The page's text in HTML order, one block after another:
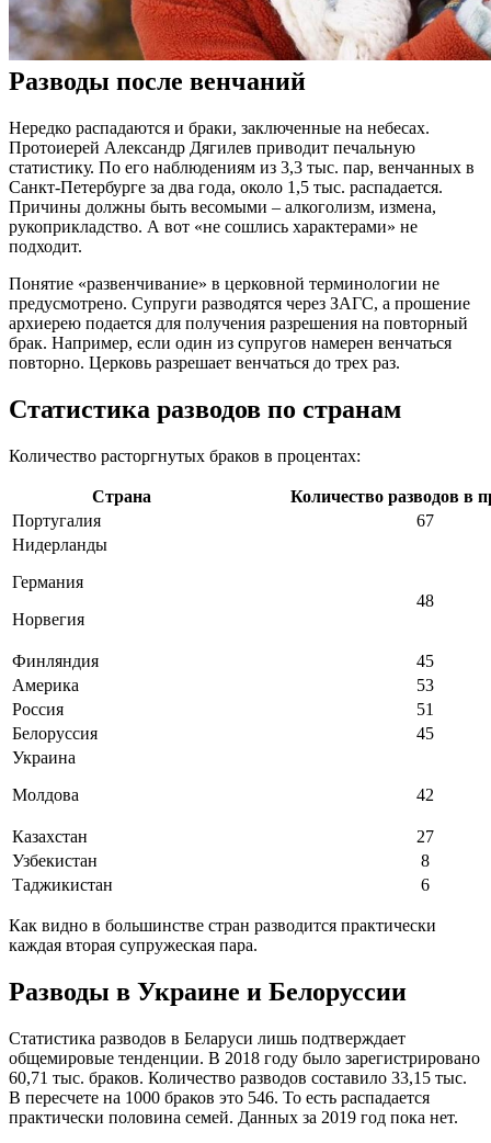
Разводы после венчаний
Нередко распадаются и браки, заключенные на небесах.
Протоиерей Александр Дягилев приводит печальную
статистику. По его наблюдениям из 3,3 тыс. пар, венчанных в
Санкт-Петербурге за два года, около 1,5 тыс. распадается.
Причины должны быть весомыми – алкоголизм, измена,
рукоприкладство. А вот «не сошлись характерами» не
подходит.
Понятие «развенчивание» в церковной терминологии не
предусмотрено. Супруги разводятся через ЗАГС, а прошение
архиерею подается для получения разрешения на повторный
брак. Например, если один из супругов намерен венчаться
повторно. Церковь разрешает венчаться до трех раз.
Статистика разводов по странам
Количество расторгнутых браков в процентах:
Страна
Количество разводов в
Португалия
67
Нидерланды
Германия
Норвегия
48
Финляндия
45
Америка
53
Россия
51
Белоруссия
45
Украина
Молдова
42
Казахстан
27
Узбекистан
8
Таджикистан
6
Как видно в большинстве стран разводится практически
каждая вторая супружеская пара.
Разводы в Украине и Белоруссии
Статистика разводов в Беларуси лишь подтверждает
общемировые тенденции. В 2018 году было зарегистрировано
60,71 тыс. браков. Количество разводов составило 33,15 тыс.
В пересчете на 1000 браков это 546. То есть распадается
практически половина семей. Данных за 2019 год пока нет.